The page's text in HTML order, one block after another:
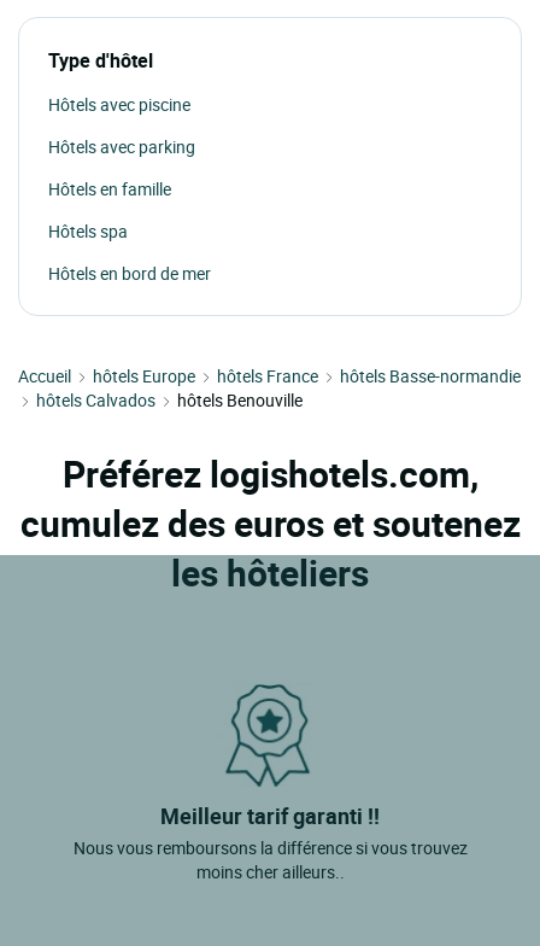
Type d'hôtel
Hôtels avec piscine
Hôtels avec parking
Hôtels en famille
Hôtels spa
Hôtels en bord de mer
Accueil hôtels Europe hôtels France
hôtels Basse-normandie
hôtels Calvados
hôtels Benouville
Préférez logishotels.com,
cumulez des euros et soutenez
les hôteliers
Meilleur tarif garanti !!
Nous vous remboursons la différence si vous trouvez
moins cher ailleurs..